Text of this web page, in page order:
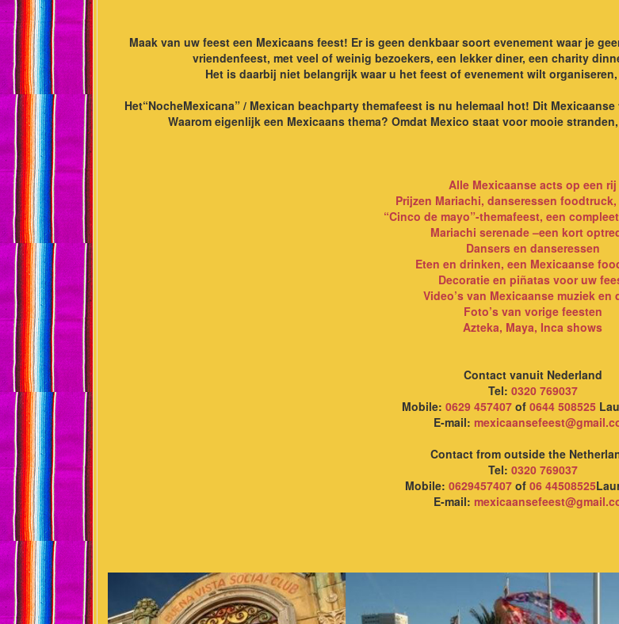
Maak van uw feest een Mexicaans feest! Er is geen denkbaar soort evenement waar je
vriendenfeest, met veel of weinig bezoekers, een lekker diner, een charity
Het is daarbij niet belangrijk waar u het feest of evenement wilt
Het“NocheMexicana” / Mexican beachparty themafeest is nu helemaal hot! Dit
Waarom eigenlijk een Mexicaans thema? Omdat Mexico staat voor mooie
Alle Mexicaanse acts op een rij
Prijzen Mariachi, danseressen
“Cinco de mayo”-themafeest, een
Mariachi serenade –een kort
Dansers en danseressen
Eten en drinken, een Mexicaanse
Decoratie en piñatas voor uw
Video’s van Mexicaanse muziek en
Foto’s van vorige feesten
Azteka, Maya, Inca shows
Contact vanuit Nederland
Tel: 0320 769037
Mobile: 0629 457407 of 0644 508525
E-mail:
Contact from outside the
Tel: 0320 769037
Mobile: 0629457407 of 06 44508525
E-mail: